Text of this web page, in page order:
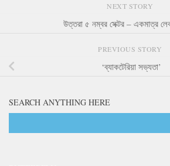
NEXT STORY
উত্তরা ৫ নম্বর সেক্টর – একমাত্র
PREVIOUS STORY
‘ব্যাকটেরিয়া সভ্যতা’
SEARCH ANYTHING HERE